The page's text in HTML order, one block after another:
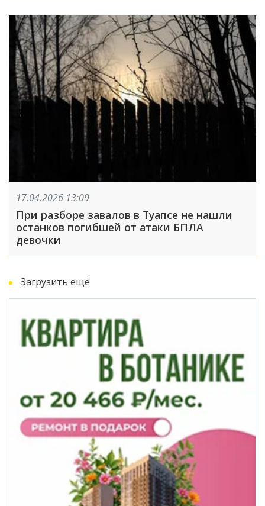
17.04.2026 13:09
При разборе завалов в Туапсе не нашли
останков погибшей от атаки БПЛА
девочки
Загрузить ещё